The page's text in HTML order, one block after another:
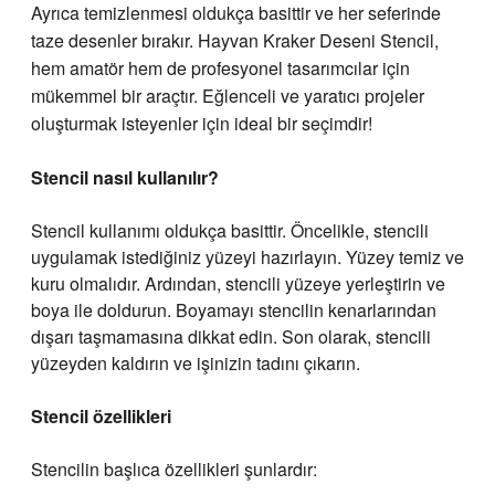
Ayrıca temizlenmesi oldukça basittir ve her seferinde
taze desenler bırakır. Hayvan Kraker Deseni Stencil,
hem amatör hem de profesyonel tasarımcılar için
mükemmel bir araçtır. Eğlenceli ve yaratıcı projeler
oluşturmak isteyenler için ideal bir seçimdir!
Stencil nasıl kullanılır?
Stencil kullanımı oldukça basittir. Öncelikle, stencili
uygulamak istediğiniz yüzeyi hazırlayın. Yüzey temiz ve
kuru olmalıdır. Ardından, stencili yüzeye yerleştirin ve
boya ile doldurun. Boyamayı stencilin kenarlarından
dışarı taşmamasına dikkat edin. Son olarak, stencili
yüzeyden kaldırın ve işinizin tadını çıkarın.
Stencil özellikleri
Stencilin başlıca özellikleri şunlardır: